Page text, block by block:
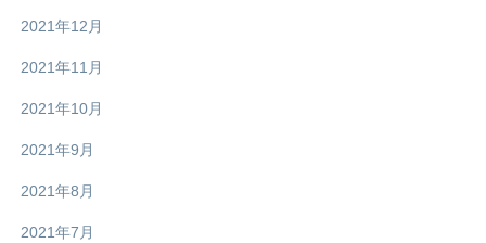
2021年12月
2021年11月
2021年10月
2021年9月
2021年8月
2021年7月